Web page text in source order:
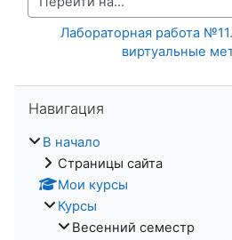
Перейти на...
Лабораторная работа
виртуальные
Навигация
В начало
Страницы сайта
Мои курсы
Курсы
Весенний семестр